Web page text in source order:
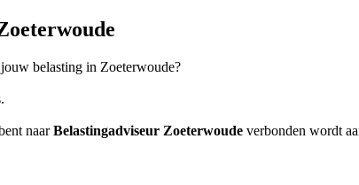
belasting in Zoeterwoude?
naarBelastingadviseur Zoeterwoude verbonden wordt